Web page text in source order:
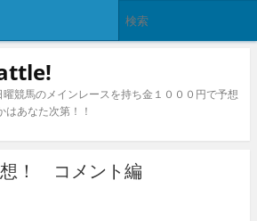
競馬のメインレースを持ち金１０００円で予想
あなた次第！！
！ コメント編